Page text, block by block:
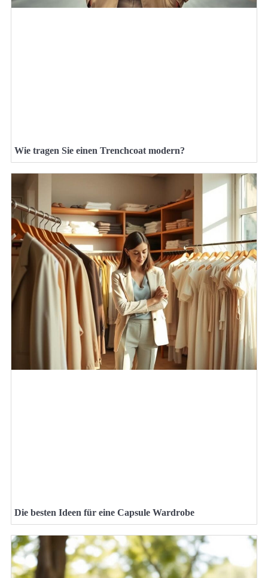
Wie tragen Sie einen Trenchcoat modern?
Die besten Ideen für eine Capsule Wardrobe